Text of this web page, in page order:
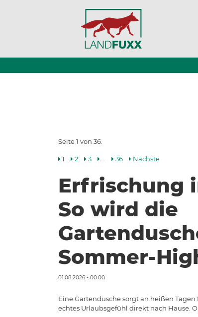
Seite 1 von 36.
1 2 3 36 Nächste
Erfrischung
So wird die
Sommer-
01.08.2026 - 00:00
Eine Gartendusche sorgt an heißen
echtes Urlaubsgefühl direkt nach Hause.